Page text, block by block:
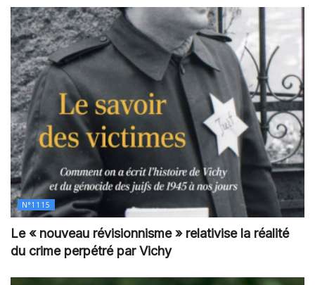
N°1115
Le « nouveau révisionnisme » relativise la réalité
du crime perpétré par Vichy